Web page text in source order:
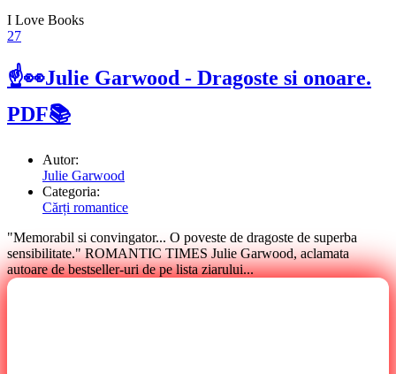
I Love Books
27
☝👀Julie Garwood - Dragoste si onoare.
PDF📚
Autor:
Julie Garwood
Categoria:
Cărți romantice
"Memorabil si convingator... O poveste de dragoste de superba
sensibilitate." ROMANTIC TIMES Julie Garwood, aclamata
autoare de bestseller-uri de pe lista ziarului...